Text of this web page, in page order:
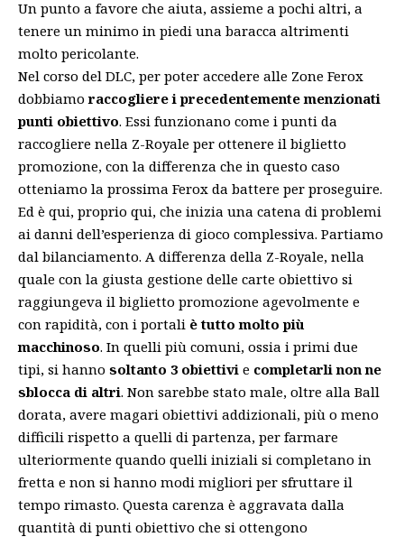
Un punto a favore che aiuta, assieme a pochi altri, a
tenere un minimo in piedi una baracca altrimenti
molto pericolante.
Nel corso del DLC, per poter accedere alle Zone Ferox
dobbiamoraccogliere i precedentemente menzionati
punti obiettivo. Essi funzionano come i punti da
raccogliere nella Z-Royale per ottenere il biglietto
promozione, con la differenza che in questo caso
otteniamo la prossima Ferox da battere per proseguire.
Ed è qui, proprio qui, che inizia una catena di problemi
ai danni dell’esperienza di gioco complessiva. Partiamo
dal bilanciamento. A differenza della Z-Royale, nella
quale con la giusta gestione delle carte obiettivo si
raggiungeva il biglietto promozione agevolmente e
con rapidità, con i portali è tutto molto più
macchinoso. In quelli più comuni, ossia i primi due
tipi, si hanno soltanto 3 obiettivi e completarli non ne
sblocca di altri. Non sarebbe stato male, oltre alla Ball
dorata, avere magari obiettivi addizionali, più o meno
difficili rispetto a quelli di partenza, per farmare
ulteriormente quando quelli iniziali si completano in
fretta e non si hanno modi migliori per sfruttare il
tempo rimasto. Questa carenza è aggravata dalla
quantità di punti obiettivo che si ottengono